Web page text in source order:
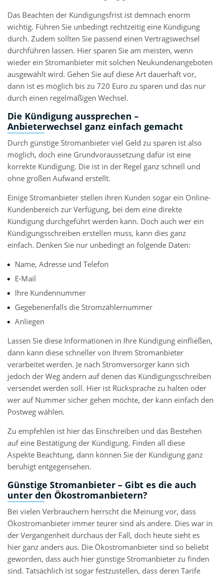
Das Beachten der Kündigungsfrist ist demnach enorm
wichtig. Führen Sie unbedingt rechtzeitig eine Kündigung
durch. Zudem sollten Sie passend einen Vertragswechsel
durchführen lassen. Hier sparen Sie am meisten, wenn
wieder ein Stromanbieter mit solchen Neukundenangeboten
ausgewählt wird. Gehen Sie auf diese Art dauerhaft vor,
dann ist es möglich bis zu 720 Euro zu sparen und das nur
durch einen regelmäßigen Wechsel.
Die Kündigung aussprechen –
Anbieterwechsel ganz einfach gemacht
Durch günstige Stromanbieter viel Geld zu sparen ist also
möglich, doch eine Grundvoraussetzung dafür ist eine
korrekte Kündigung. Die ist in der Regel ganz schnell und
ohne großen Aufwand erstellt.
Einige Stromanbieter stellen ihren Kunden sogar ein Online-
Kundenbereich zur Verfügung, bei dem eine direkte
Kündigung durchgeführt werden kann. Doch auch wer ein
Kündigungsschreiben erstellen muss, kann dies ganz
einfach. Denken Sie nur unbedingt an folgende Daten:
Name, Adresse und Telefon
E-Mail
Ihre Kundennummer
Gegebenenfalls die Stromzählernummer
Anliegen
Lassen Sie diese Informationen in Ihre Kündigung einfließen,
dann kann diese schneller von Ihrem Stromanbieter
verarbeitet werden. Je nach Stromversorger kann sich
jedoch der Weg ändern auf denen das Kündigungsschreiben
versendet werden soll. Hier ist Rücksprache zu halten oder
wer auf Nummer sicher gehen möchte, der kann einfach den
Postweg wählen.
Zu empfehlen ist hier das Einschreiben und das Bestehen
auf eine Bestätigung der Kündigung. Finden all diese
Aspekte Beachtung, dann können Sie der Kündigung ganz
beruhigt entgegensehen.
Günstige Stromanbieter – Gibt es die auch
unter den Ökostromanbietern?
Bei vielen Verbrauchern herrscht die Meinung vor, dass
Ökostromanbieter immer teurer sind als andere. Dies war in
der Vergangenheit durchaus der Fall, doch heute sieht es
hier ganz anders aus. Die Ökostromanbieter sind so beliebt
geworden, dass auch hier günstige Stromanbieter zu finden
sind. Tatsächlich ist sogar festzustellen, dass deren Tarife